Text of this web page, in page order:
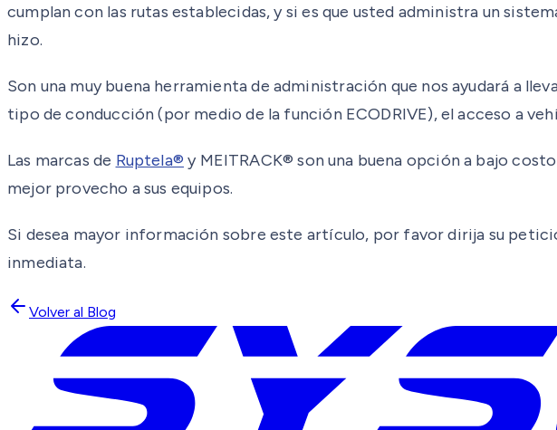
cumplan con las rutas establecidas, y si es que usted administra un
hizo.
Son una muy buena herramienta de administración que nos ayudará a
tipo de conducción (por medio de la función ECODRIVE), el acceso a
Las marcas de Ruptela® y MEITRACK® son una buena opción a bajo
mejor provecho a sus equipos.
Si desea mayor información sobre este artículo, por favor dirija su
inmediata.
Volver al Blog